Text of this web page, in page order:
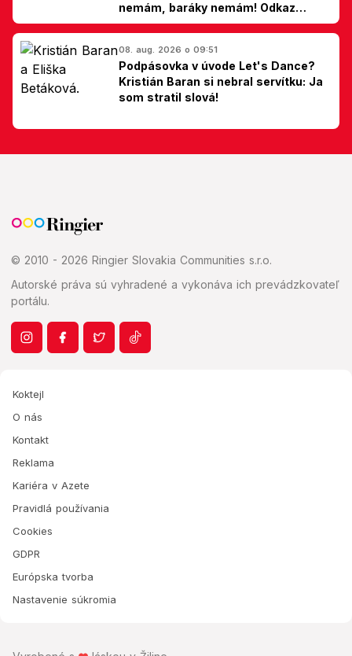
nemám, baráky nemám! Odkaz
Slovákom
08. aug. 2026 o 09:51
Podpásovka v úvode Let's Dance?
Kristián Baran si nebral servítku: Ja
som stratil slová!
© 2010 - 2026 Ringier Slovakia Communities s.r.o.
Autorské práva sú vyhradené a vykonáva ich prevádzkovateľ
portálu.
Koktejl
O nás
Kontakt
Reklama
Kariéra v Azete
Pravidlá používania
Cookies
GDPR
Európska tvorba
Nastavenie súkromia